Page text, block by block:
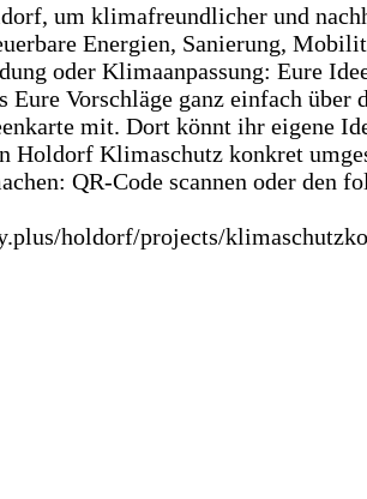
um klimafreundlicher und
Energien, Sanierung,
oder Klimaanpassung: Eure
Eure Vorschläge ganz einfach über
mit. Dort könnt ihr eigene
Holdorf Klimaschutz konkret
QR-Code scannen oder den
holdorf/projects/